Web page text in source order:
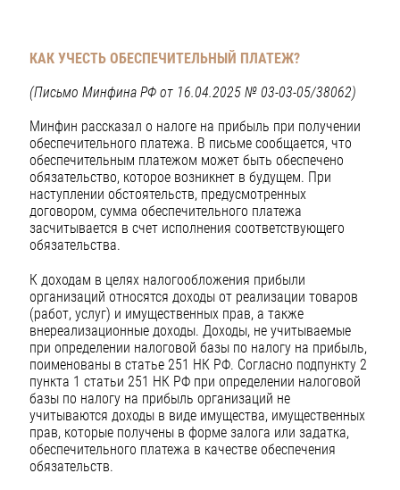
КАК УЧЕСТЬ ОБЕСПЕЧИТЕЛЬНЫЙ ПЛАТЕЖ?
(Письмо Минфина РФ от 16.04.2025 № 03-03-05/38062)
Минфин рассказал о налоге на прибыль при получении
обеспечительного платежа. В письме сообщается, что
обеспечительным платежом может быть обеспечено
обязательство, которое возникнет в будущем. При
наступлении обстоятельств, предусмотренных
договором, сумма обеспечительного платежа
засчитывается в счет исполнения соответствующего
обязательства.
К доходам в целях налогообложения прибыли
организаций относятся доходы от реализации товаров
(работ, услуг) и имущественных прав, а также
внереализационные доходы. Доходы, не учитываемые
при определении налоговой базы по налогу на прибыль,
поименованы в статье 251 НК РФ. Согласно подпункту 2
пункта 1 статьи 251 НК РФ при определении налоговой
базы по налогу на прибыль организаций не
учитываются доходы в виде имущества, имущественных
прав, которые получены в форме залога или задатка,
обеспечительного платежа в качестве обеспечения
обязательств.